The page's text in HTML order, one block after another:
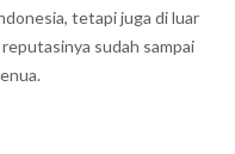
tetapi juga di luar
sudah sampai